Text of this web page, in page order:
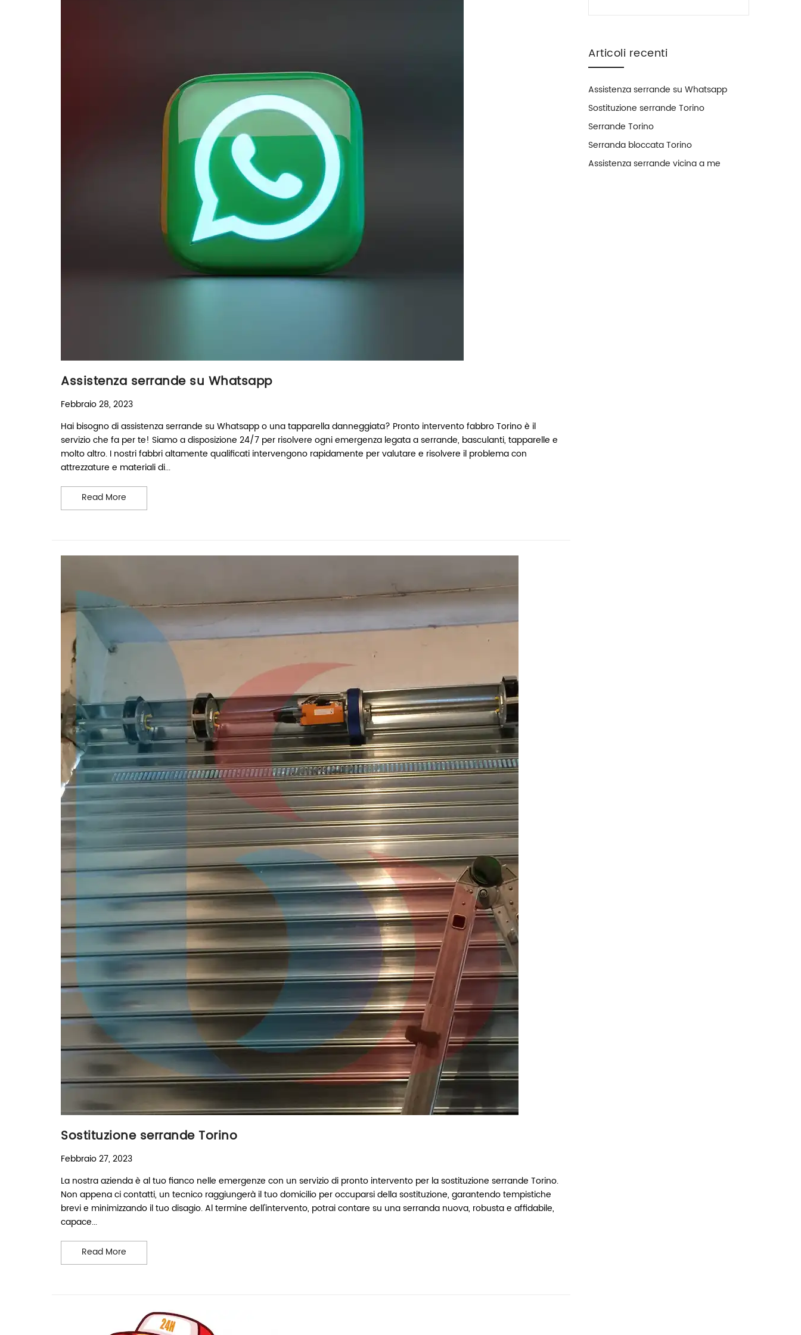
Assistenza serrande su Whatsapp
Febbraio 28, 2023
Hai bisogno di assistenza serrande su Whatsapp o una tapparella danneggiata? Pronto intervento fabbro Torino è il
servizio che fa per te! Siamo a disposizione 24/7 per risolvere ogni emergenza legata a serrande, basculanti, tapparelle e
molto altro. I nostri fabbri altamente qualificati intervengono rapidamente per valutare e risolvere il problema con
attrezzature e materiali di...
Read More
Sostituzione serrande Torino
Febbraio 27, 2023
La nostra azienda è al tuo fianco nelle emergenze con un servizio di pronto intervento per la sostituzione serrande Torino.
Non appena ci contatti, un tecnico raggiungerà il tuo domicilio per occuparsi della sostituzione, garantendo tempistiche
brevi e minimizzando il tuo disagio. Al termine dell'intervento, potrai contare su una serranda nuova, robusta e affidabile,
capace...
Read More
Articoli recenti
Assistenza serrande su Whatsapp
Sostituzione serrande Torino
Serrande Torino
Serranda bloccata Torino
Assistenza serrande vicina a me